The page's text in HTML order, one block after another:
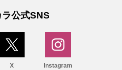
公式SNS
X Instagram